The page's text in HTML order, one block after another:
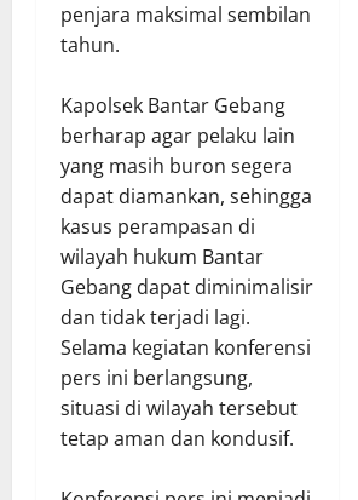
penjara maksimal sembilan
tahun.
Kapolsek Bantar Gebang
berharap agar pelaku lain
yang masih buron segera
dapat diamankan, sehingga
kasus perampasan di
wilayah hukum Bantar
Gebang dapat diminimalisir
dan tidak terjadi lagi.
Selama kegiatan konferensi
pers ini berlangsung,
situasi di wilayah tersebut
tetap aman dan kondusif.